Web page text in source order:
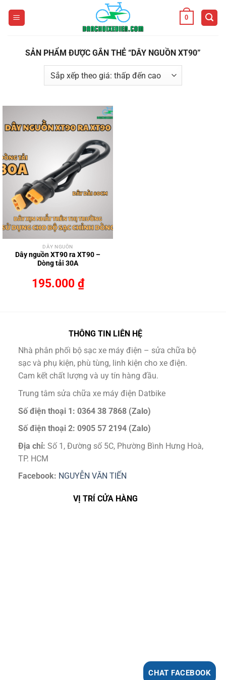
0
SẢN PHẨM ĐƯỢC GẮN THẺ “DÂY NGUỒN XT90”
DÂY NGUỒN
Dây nguồn XT90 ra XT90 –
Dòng tải 30A
195.000 ₫
THÔNG TIN LIÊN HỆ
Nhà phân phối bộ sạc xe máy điện – sửa chữa bộ
sạc và phụ kiện, phù tùng, linh kiện cho xe điện.
Cam kết chất lượng và uy tín hàng đầu.
Trung tâm sửa chữa xe máy điện Datbike
Số điện thoại 1: 0364 38 7868 (Zalo)
Số điện thoại 2: 0905 57 2194 (Zalo)
Địa chỉ: Số 1, Đường số 5C, Phường Bình Hưng Hoà,
TP. HCM
Facebook: NGUYỄN VĂN TIẾN
VỊ TRÍ CỬA HÀNG
CHAT FACEBOOK